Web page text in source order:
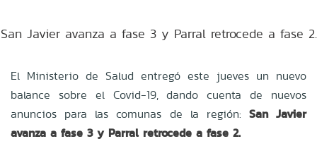
San Javier avanza a fase 3 y Parral retrocede a fase 2.
El Ministerio de Salud entregó este jueves un nuevo
balance sobre el Covid-19, dando cuenta de nuevos
anuncios para las comunas de la región: San Javier
avanza a fase 3 y Parral retrocede a fase 2.